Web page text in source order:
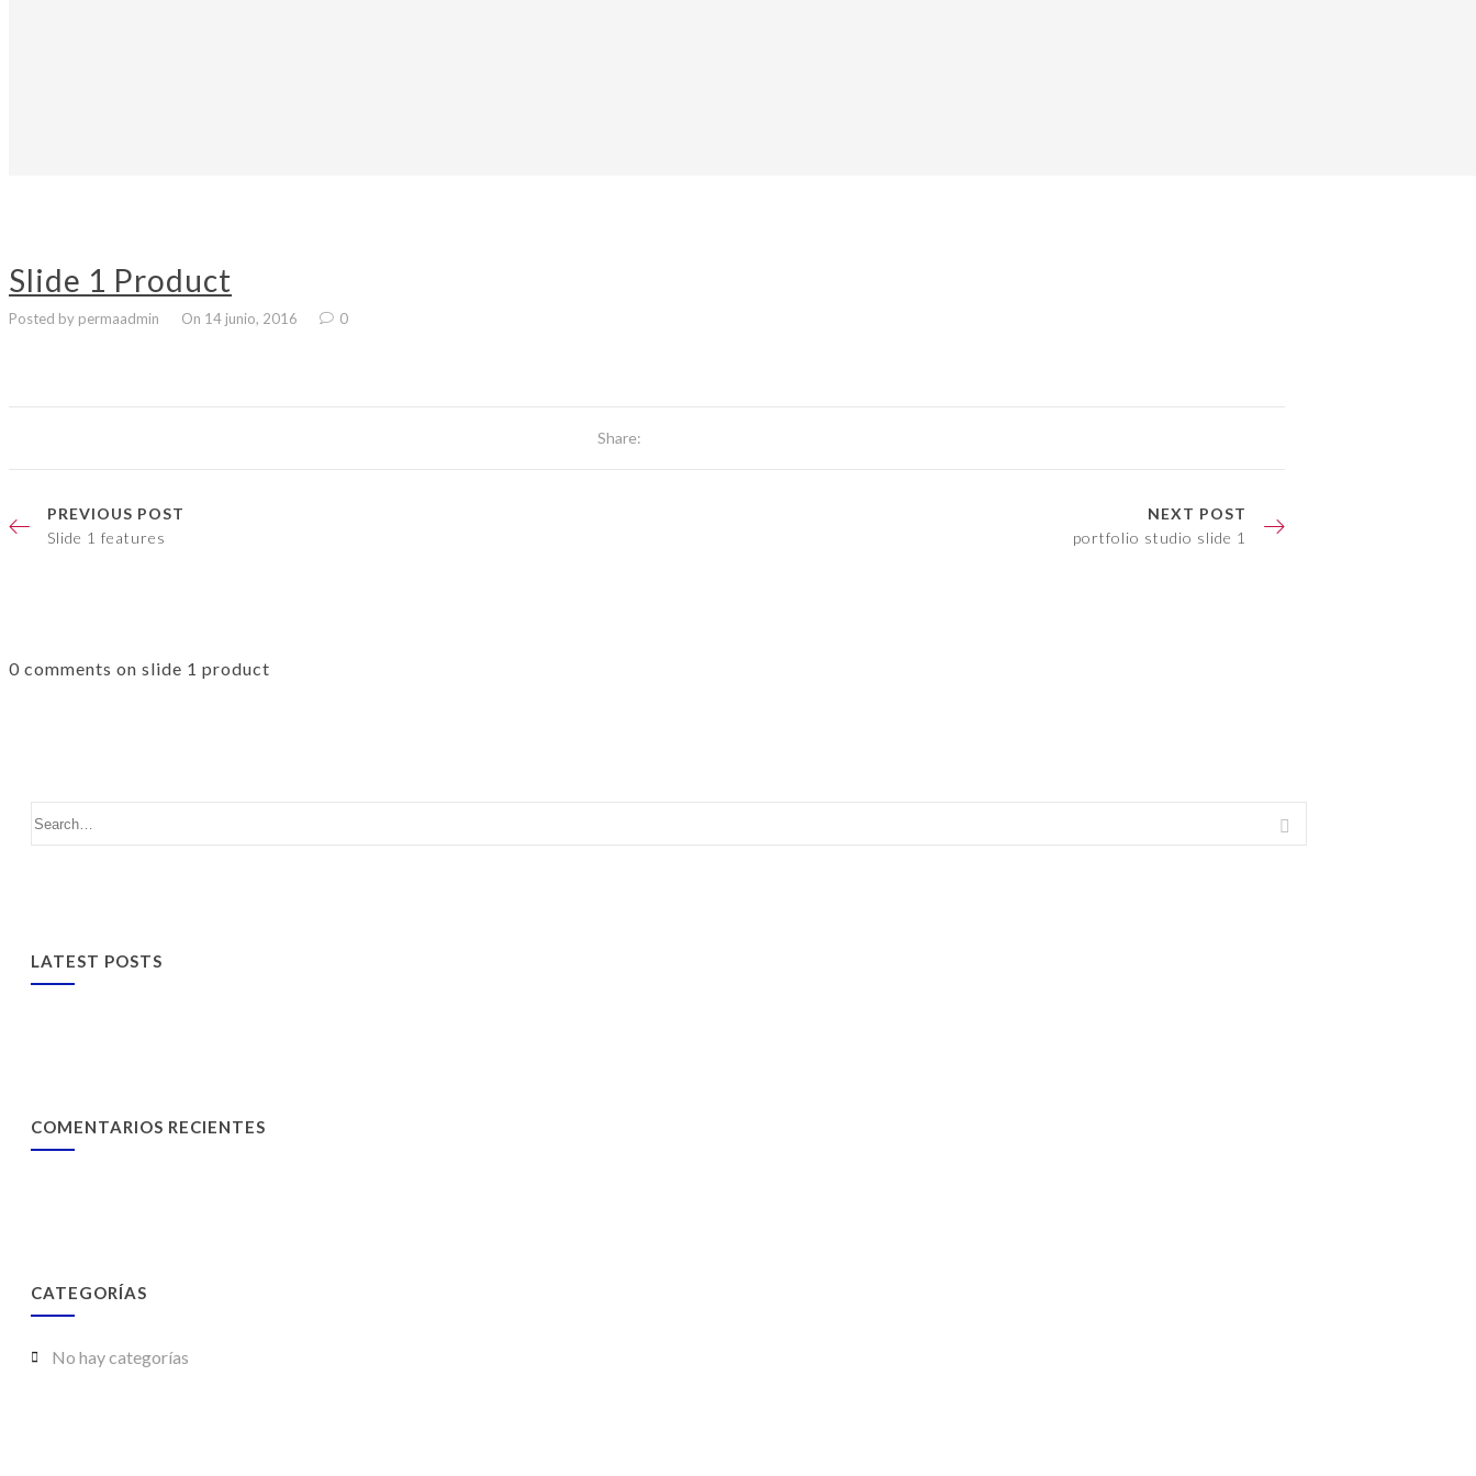
Slide 1 Product
Posted by permaadmin On 14 junio, 2016 0
Share:
PREVIOUS POST
Slide 1 features
NEXT POST
portfolio studio slide 1
0 comments on slide 1 product
LATEST POSTS
COMENTARIOS RECIENTES
CATEGORÍAS
No hay categorías